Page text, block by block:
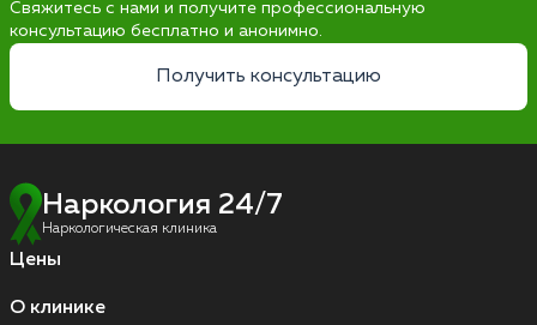
Свяжитесь с нами и получите профессиональную
консультацию бесплатно и анонимно.
Получить консультацию
Наркология 24/7
Наркологическая клиника
Цены
О клинике